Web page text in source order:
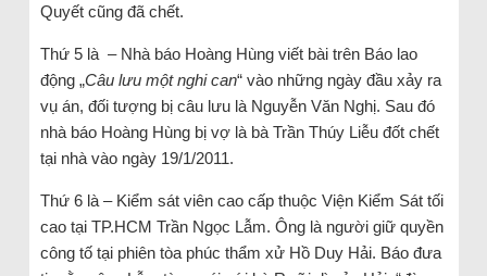
Quyết cũng đã chết.
Thứ 5 là – Nhà báo Hoàng Hùng viết bài trên Báo lao
động „Câu lưu một nghi can“ vào những ngày đầu xảy ra
vụ án, đối tượng bị câu lưu là Nguyễn Văn Nghị. Sau đó
nhà báo Hoàng Hùng bị vợ là bà Trần Thúy Liễu đốt chết
tại nhà vào ngày 19/1/2011.
Thứ 6 là – Kiểm sát viên cao cấp thuộc Viện Kiểm Sát tối
cao tại TP.HCM Trần Ngọc Lẫm. Ông là người giữ quyền
công tố tại phiên tòa phúc thẩm xử Hồ Duy Hải. Báo đưa